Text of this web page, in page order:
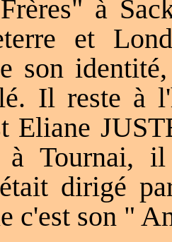
à
et
son
Il reste à
Eliane
à Tournai,
dirigé
c'est son "